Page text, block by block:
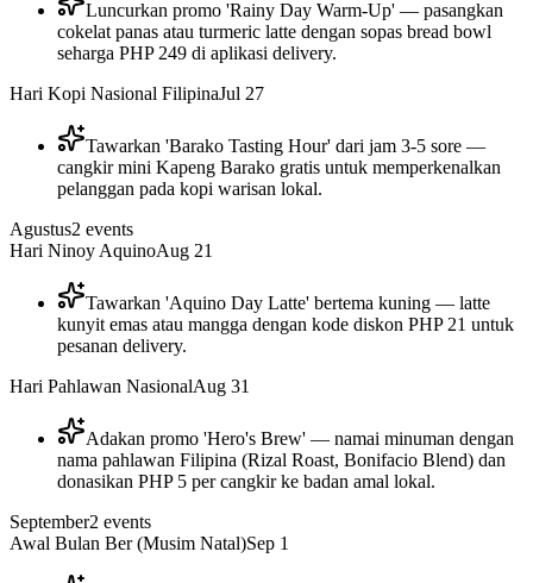
Luncurkan promo 'Rainy Day Warm-Up' — pasangkan
cokelat panas atau turmeric latte dengan sopas bread bowl
seharga PHP 249 di aplikasi delivery.
Hari Kopi Nasional FilipinaJul 27
Tawarkan 'Barako Tasting Hour' dari jam 3-5 sore —
cangkir mini Kapeng Barako gratis untuk memperkenalkan
pelanggan pada kopi warisan lokal.
Agustus2 events
Hari Ninoy AquinoAug 21
Tawarkan 'Aquino Day Latte' bertema kuning — latte
kunyit emas atau mangga dengan kode diskon PHP 21 untuk
pesanan delivery.
Hari Pahlawan NasionalAug 31
Adakan promo 'Hero's Brew' — namai minuman dengan
nama pahlawan Filipina (Rizal Roast, Bonifacio Blend) dan
donasikan PHP 5 per cangkir ke badan amal lokal.
September2 events
Awal Bulan Ber (Musim Natal)Sep 1